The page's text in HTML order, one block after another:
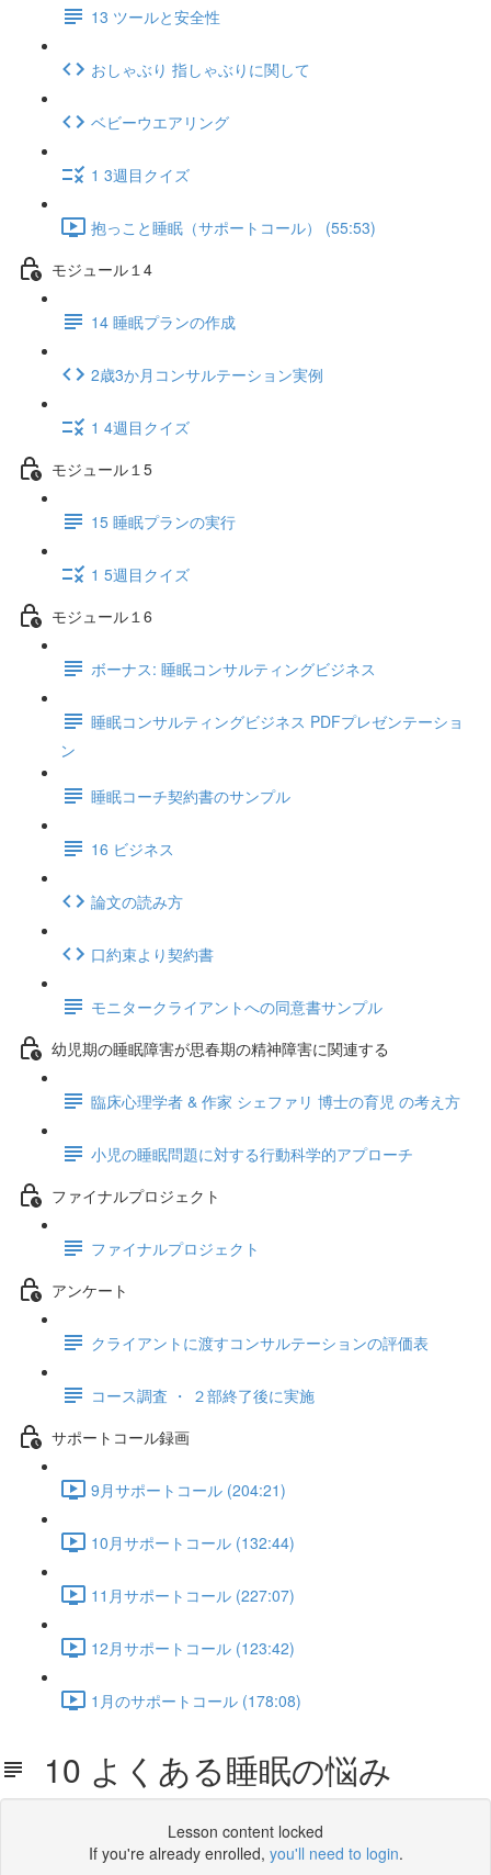
13 ツールと安全性
おしゃぶり 指しゃぶりに関して
ベビーウエアリング
1 3週目クイズ
抱っこと睡眠（サポートコール） (55:53)
モジュール１4
14 睡眠プランの作成
2歳3か月コンサルテーション実例
1 4週目クイズ
モジュール１5
15 睡眠プランの実行
1 5週目クイズ
モジュール１6
ボーナス: 睡眠コンサルティングビジネス
睡眠コンサルティングビジネス PDFプレゼンテーショ
ン
睡眠コーチ契約書のサンプル
16 ビジネス
論文の読み方
口約束より契約書
モニタークライアントへの同意書サンプル
幼児期の睡眠障害が思春期の精神障害に関連する
臨床心理学者 & 作家 シェファリ 博士の育児 の考え方
小児の睡眠問題に対する行動科学的アプローチ
ファイナルプロジェクト
ファイナルプロジェクト
アンケート
クライアントに渡すコンサルテーションの評価表
コース調査 ・ ２部終了後に実施
サポートコール録画
9月サポートコール (204:21)
10月サポートコール (132:44)
11月サポートコール (227:07)
12月サポートコール (123:42)
1月のサポートコール (178:08)
10 よくある睡眠の悩み
Lesson content locked
If you're already enrolled, you'll need to login.